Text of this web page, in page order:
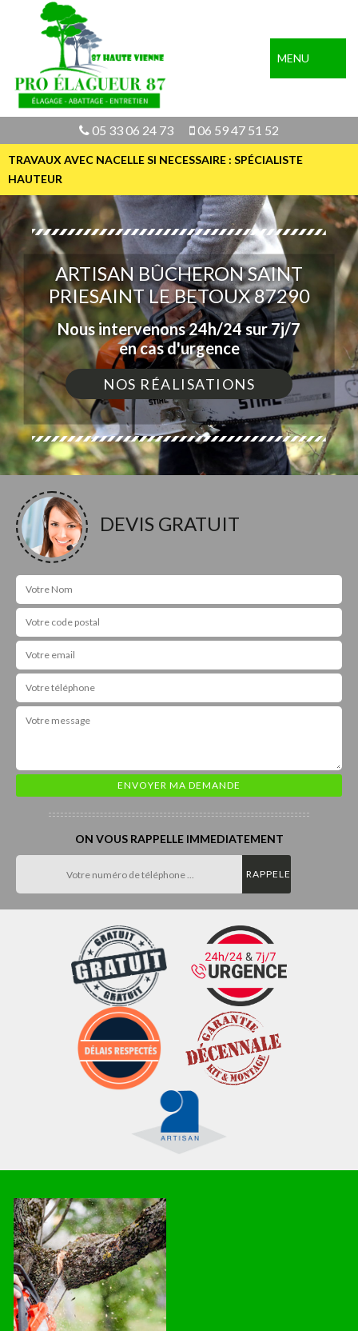
MENU
05 33 06 24 73 06 59 47 51 52
TRAVAUX AVEC NACELLE SI NECESSAIRE : SPÉCIALISTE
HAUTEUR
ARTISAN BÛCHERON SAINT
PRIESAINT LE BETOUX 87290
Nous intervenons 24h/24 sur 7j/7
en cas d'urgence
NOS RÉALISATIONS
DEVIS GRATUIT
ON VOUS RAPPELLE IMMEDIATEMENT